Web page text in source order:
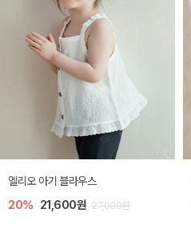
미렐 아기 라운지웨어
10% 28,800원 32,000원